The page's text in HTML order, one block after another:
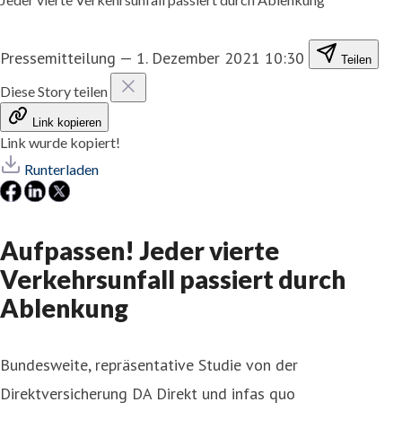
Pressemitteilung — 1. Dezember 2021 10:30 Teilen
Diese Story teilen
Link kopieren
Link wurde kopiert!
Runterladen
Aufpassen! Jeder vierte
Verkehrsunfall passiert durch
Ablenkung
Bundesweite, repräsentative Studie von der
Direktversicherung DA Direkt und infas quo